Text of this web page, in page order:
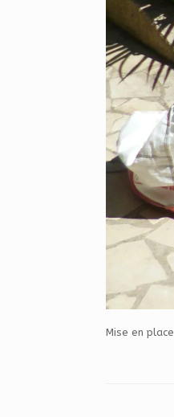
Mise en place